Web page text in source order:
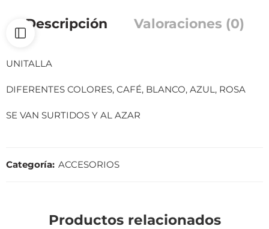
Descripción Valoraciones (0)
UNITALLA
DIFERENTES COLORES, CAFÉ, BLANCO, AZUL, ROSA
SE VAN SURTIDOS Y AL AZAR
Categoría: ACCESORIOS
Productos relacionados